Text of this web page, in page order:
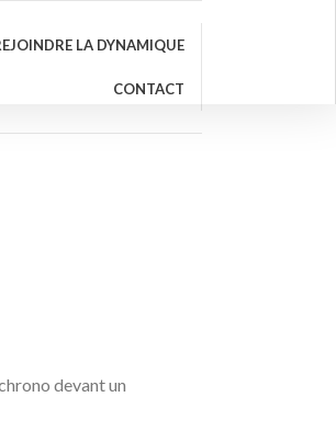
LA DYNAMIQUE
CONTACT
devant un